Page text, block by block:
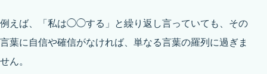
例えば、「私は◯◯する」と繰り返し言っていても、その
言葉に自信や確信がなければ、単なる言葉の羅列に過ぎま
せん。